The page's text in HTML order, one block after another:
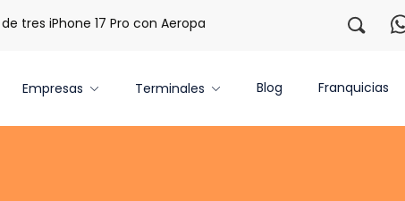
tres iPhone 17 Pro con Aeropaq Prime ¡Regístrate con
Empresas Terminales Blog Franquicias